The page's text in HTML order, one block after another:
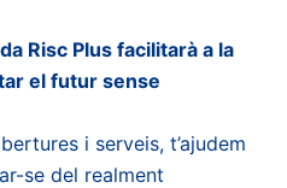
Risc Plus facilitarà a la
el futur sense
i serveis, t’ajudem
se del realment